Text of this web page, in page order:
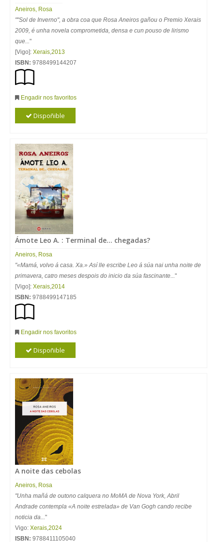
Aneiros, Rosa
""Sol de Inverno", a obra coa que Rosa Aneiros gañou o Premio Xerais
2009, é unha novela comprometida, densa e cun pouso de lirismo
que..."
[Vigo]: Xerais,2013
ISBN: 9788499144207
Engadir nos favoritos
Dispoñible
Ámote Leo A. : Terminal de... chegadas?
Aneiros, Rosa
"«Mamá, volvo á casa. Xa.» Así lle escribe Leo á súa nai unha noite de
primavera, catro meses despois do inicio da súa fascinante..."
[Vigo]: Xerais,2014
ISBN: 9788499147185
Engadir nos favoritos
Dispoñible
A noite das cebolas
Aneiros, Rosa
"Unha mañá de outono calquera no MoMA de Nova York, Abril
Andrade contempla «A noite estrelada» de Van Gogh cando recibe
noticia da..."
Vigo: Xerais,2024
ISBN: 9788411105040